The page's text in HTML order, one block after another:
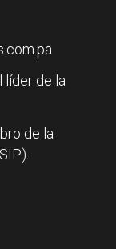
líder de la
de la